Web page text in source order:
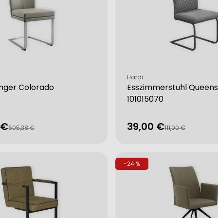
different sources
Colorado
605,38 €
Esszimmerstuhl Queens
101015070
Verkäufer:
Hardi
Verkaufspreis
39,00 €
Regulärer111,00 €
-24 %